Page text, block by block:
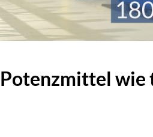
Potenzmittel wie